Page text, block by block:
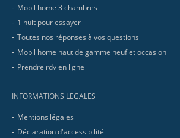
Mobil home 3 chambres
1 nuit pour essayer
Toutes nos réponses à vos questions
Mobil home haut de gamme neuf et occasion
Prendre rdv en ligne
INFORMATIONS LEGALES
Mentions légales
Déclaration d'accessibilité